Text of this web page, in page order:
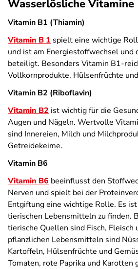
Wasserlösliche Vitamine
Vitamin B1 (Thiamin)
Vitamin B 1 spielt eine wichtige
und ist am Energiestoffwechsel und
beteiligt. Besonders Vitamin B1-
Vollkornprodukte, Hülsenfrüchte
Vitamin B2 (Riboflavin)
Vitamin B2 ist wichtig für die
Augen und Nägeln. Wertvolle
sind Innereien, Milch und
Getreidekeime.
Vitamin B6
Vitamin B6 beeinflusst den
Nerven und spielt bei der
Entgiftung eine wichtige Rolle. Es
tierischen Lebensmitteln zu finden.
tierische Quellen sind Fisch, Fleisch
pflanzlichen Lebensmitteln sind
Kartoffeln, Hülsenfrüchte und
Tomaten, rote Paprika und Karotten